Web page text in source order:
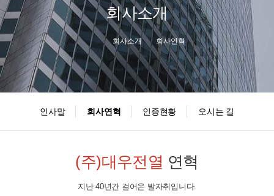
인사말 회사연혁 인증현황 오시는 길
회사소개 회사연혁
회사소개
(주)대우전열 연혁
지난 40년간 걸어온 발자취입니다.